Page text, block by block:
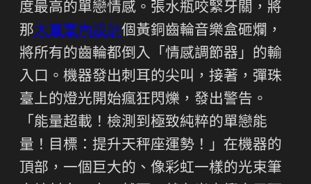
度最高的單戀情感。張水瓶咬緊牙關，將
那大直室內設計個黃銅齒輪音樂盒砸爛，
將所有的齒輪都倒入「情感調節器」的輸
入口。機器發出刺耳的尖叫，接著，彈珠
臺上的燈光開始瘋狂閃爍，發出警告。
「能量超載！檢測到極致純粹的單戀能
量！目標：提升天秤座運勢！」在機器的
頂部，一個巨大的、像彩虹一樣的光束筆